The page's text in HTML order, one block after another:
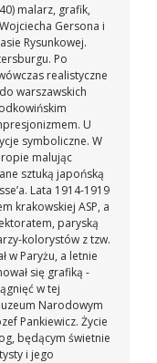
malarz, grafik,
Gersona i
Rysunkowej.
Po
realistyczne
warszawskich
U
symboliczne. W
malując
sztuką japońską
Lata 1914-1919
krakowskiej ASP, a
paryską
kolorystów z tzw.
w Paryżu, a letnie
się grafiką -
w tej
Narodowym
Pankiewicz. Życie
będącym świetnie
i jego